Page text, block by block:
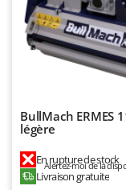
BullMach ERMES
légère
En rupture de stock
Alertez-moi de la
Livraison gratuite